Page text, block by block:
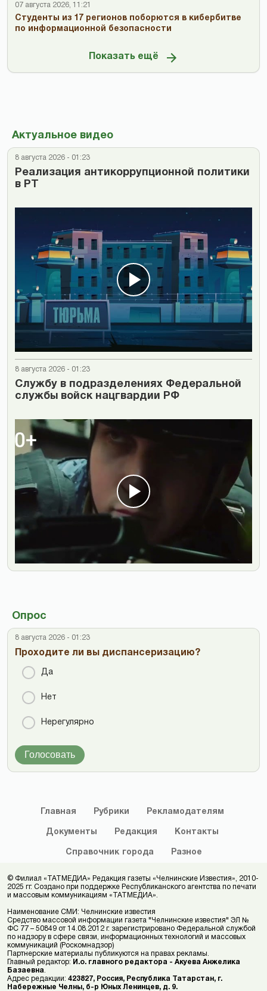
07 августа 2026, 11:21
Студенты из 17 регионов поборются в кибербитве
по информационной безопасности
Показать ещё
Актуальное видео
8 августа 2026 - 01:23
Реализация антикоррупционной политики
в РТ
8 августа 2026 - 01:23
Cлужбу в подразделениях Федеральной
службы войск нацгвардии РФ
Опрос
8 августа 2026 - 01:23
Проходите ли вы диспансеризацию?
Да
Нет
Нерегулярно
Голосовать
Главная Рубрики Рекламодателям
Документы Редакция Контакты
Справочник города Разное
© Филиал «ТАТМЕДИА» Редакция газеты «Челнинские Известия», 2010-
2025 гг. Создано при поддержке Республиканского агентства по печати
и массовым коммуникациям «ТАТМЕДИА».
Наименование СМИ: Челнинские известия
Средство массовой информации газета "Челнинские известия" ЭЛ №
ФС 77 – 50849 от 14.08.2012 г. зарегистрировано Федеральной службой
по надзору в сфере связи, информационных технологий и массовых
коммуникаций (Роскомнадзор)
Партнерские материалы публикуются на правах рекламы.
Главный редактор: И.о. главного редактора - Акуева Анжелика
Базаевна
Адрес редакции: 423827, Россия, Республика Татарстан, г.
Набережные Челны, б-р Юных Ленинцев, д. 9.